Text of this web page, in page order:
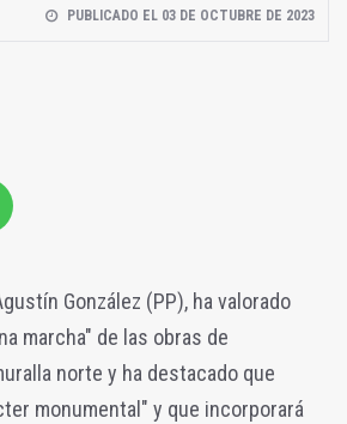
PUBLICADO EL 03 DE OCTUBRE DE 2023
González (PP), ha valorado
marcha" de las obras de
norte y ha destacado que
monumental" y que incorporará